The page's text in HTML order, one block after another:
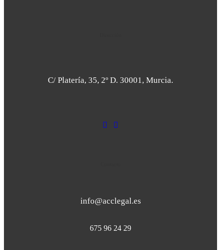
C/ Platería, 35, 2º D. 30001, Murcia.
info@acclegal.es
675 96 24 29